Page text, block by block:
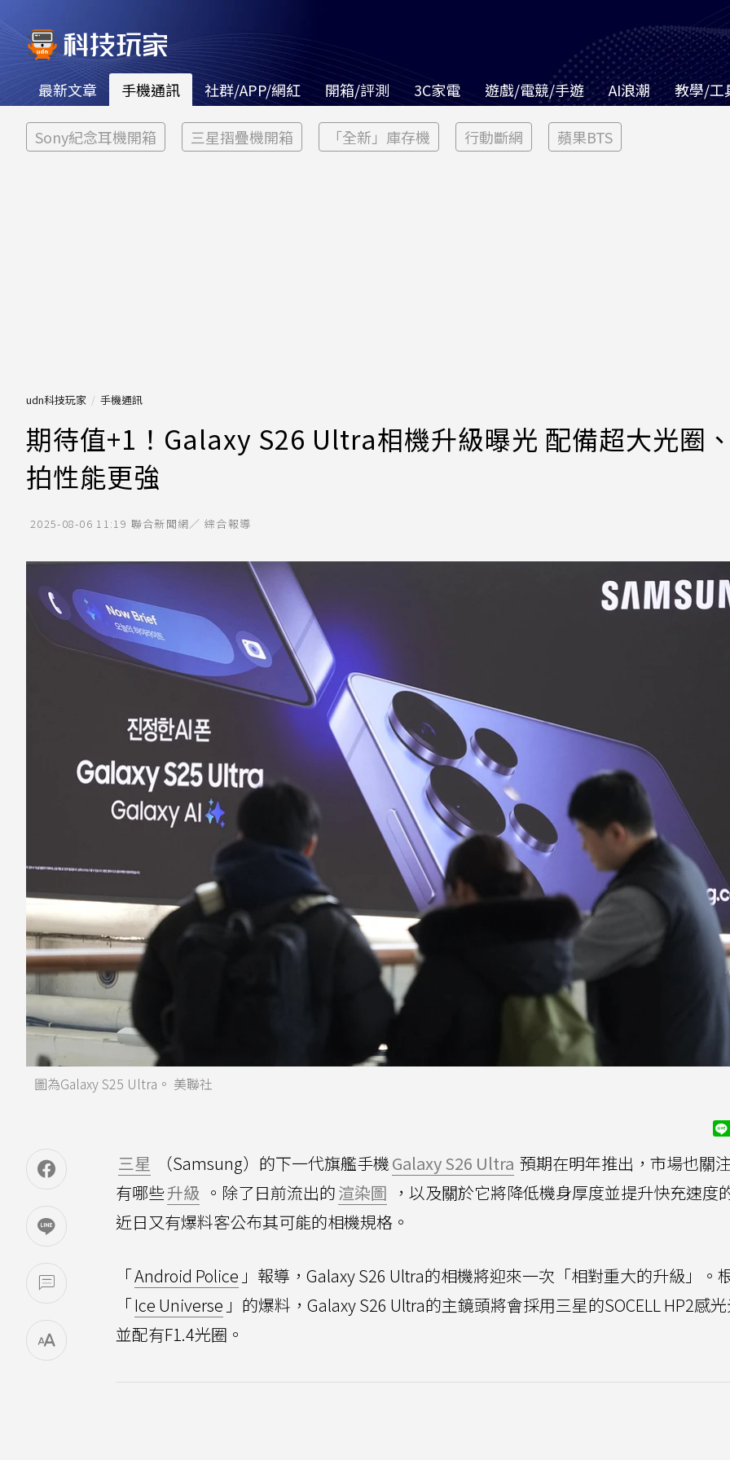
最新文章 手機通訊 社群/APP/網紅 開箱/評測 3C家電 遊戲/電競/手遊 AI浪潮 教學/工
Sony紀念耳機開箱 三星摺疊機開箱 「全新」庫存機 行動斷網 蘋果BTS
udn科技玩家 手機通訊
期待值+1！Galaxy S26 Ultra相機升級曝光 配備超大光圈
拍性能更強
2025-08-06 11:19 聯合新聞網／ 綜合報導
圖為Galaxy S25 Ultra。 美聯社
三星 （Samsung）的下一代旗艦手機Galaxy S26 Ultra 預期在明年推出，市場也關
有哪些升級 。除了日前流出的渲染圖 ，以及關於它將降低機身厚度並提升快充速度
近日又有爆料客公布其可能的相機規格。
「Android Police 」報導，Galaxy S26 Ultra的相機將迎來一次「相對重大的升級」。
「Ice Universe 」的爆料，Galaxy S26 Ultra的主鏡頭將會採用三星的SOCELL HP2感
並配有F1.4光圈。